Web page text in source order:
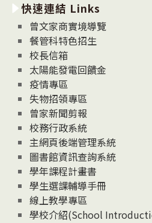
消
息
News
快速連結 Links
曾文家商實境導覽
餐管科特色招生
校長信箱
太陽能發電回饋金
疫情專區
失物招領專區
曾家新聞剪報
校務行政系統
主網頁後端管理系統
圖書館資訊查詢系統
學年課程計畫書
學生選課輔導手冊
線上教學專區
學校介紹(School